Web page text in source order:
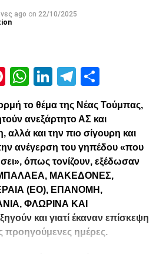
ago on 22/10/2025
Pinterest
WhatsApp
LinkedInTelegram
το θέμα της Νέας Τούμπας,
ανεξάρτητο ΑΣ και
αλλά και την πιο σίγουρη και
ανέγερση του γηπέδου «που
όπως τονίζουν, εξέδωσαν
ΜΑΚΕΔΟΝΕΣ,
(ΕΟ), ΕΠΑΝΟΜΗ,
ΦΛΩΡΙΝΑ ΚΑΙ
και γιατί έκαναν επίσκεψη
προηγούμενες ημέρες.